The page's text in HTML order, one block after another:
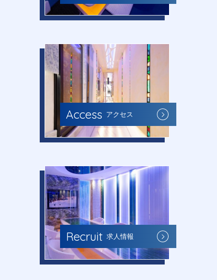
Access アクセス
Recruit 求人情報